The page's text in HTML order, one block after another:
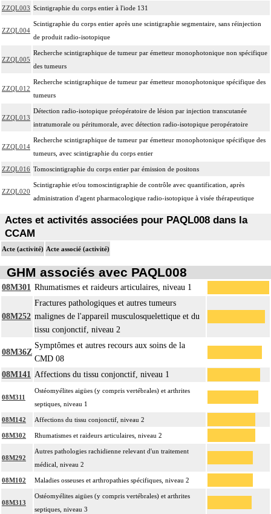
ZZQL003 Scintigraphie du corps entier à l'iode 131
ZZQL004
Scintigraphie du corps entier après une scintigraphie segmentaire, sans réinjection
de produit radio-isotopique
ZZQL005
Recherche scintigraphique de tumeur par émetteur monophotonique non spécifique
des tumeurs
ZZQL012
Recherche scintigraphique de tumeur par émetteur monophotonique spécifique des
tumeurs
ZZQL013
Détection radio-isotopique préopératoire de lésion par injection transcutanée
intratumorale ou péritumorale, avec détection radio-isotopique peropératoire
ZZQL014
Recherche scintigraphique de tumeur par émetteur monophotonique spécifique des
tumeurs, avec scintigraphie du corps entier
ZZQL016 Tomoscintigraphie du corps entier par émission de positons
ZZQL020
Scintigraphie et/ou tomoscintigraphie de contrôle avec quantification, après
administration d'agent pharmacologique radio-isotopique à visée thérapeutique
Actes et activités associées pour PAQL008 dans la
CCAM
Acte (activité) Acte associé (activité)
GHM associés avec PAQL008
08M301 Rhumatismes et raideurs articulaires, niveau 1
08M252
Fractures pathologiques et autres tumeurs
malignes de l'appareil musculosquelettique et du
tissu conjonctif, niveau 2
08M36Z
Symptômes et autres recours aux soins de la
CMD 08
08M141 Affections du tissu conjonctif, niveau 1
08M311
Ostéomyélites aigües (y compris vertébrales) et arthrites
septiques, niveau 1
08M142 Affections du tissu conjonctif, niveau 2
08M302 Rhumatismes et raideurs articulaires, niveau 2
08M292
Autres pathologies rachidienne relevant d'un traitement
médical, niveau 2
08M102 Maladies osseuses et arthropathies spécifiques, niveau 2
08M313
Ostéomyélites aigües (y compris vertébrales) et arthrites
septiques, niveau 3